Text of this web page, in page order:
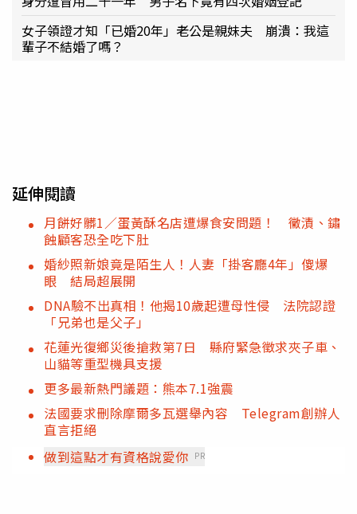
女子領證才知「已婚20年」老公是親妹夫 崩潰：我這
輩子不結婚了嗎？
延伸閱讀
月餅好髒1／蛋黃酥名店遭爆食安問題！ 黴漬、鏽
蝕顧客恐全吃下肚
婚紗照新娘竟是陌生人！人妻「掛客廳4年」傻爆
眼 結局超展開
DNA驗不出真相！他揭10歲起遭母性侵 法院認證
「兄弟也是父子」
花蓮光復鄉災後搶救第7日 縣府緊急徵求夾子車、
山貓等重型機具支援
更多最新熱門議題：熊本7.1強震
法國要求刪除摩爾多瓦選舉內容 Telegram創辦人
直言拒絕
做到這點才有資格說愛你 PR